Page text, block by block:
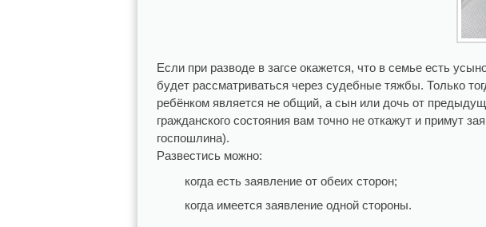
Если при разводе в загсе окажется, что в семье есть
будет рассматриваться через судебные тяжбы. Только
ребёнком является не общий, а сын или дочь от
гражданского состояния вам точно не откажут и примут
госпошлина).
Развестись можно:
когда есть заявление от обеих сторон;
когда имеется заявление одной стороны.